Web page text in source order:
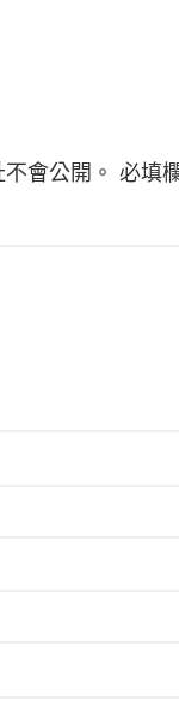
會公開。 必填